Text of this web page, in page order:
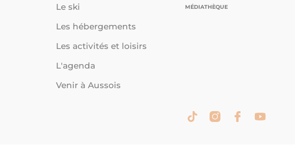
Le ski
Les hébergements
Les activités et loisirs
L'agenda
Venir à Aussois
MÉDIATHÈQUE